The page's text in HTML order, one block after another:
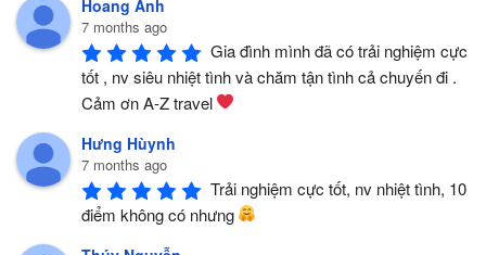
Hoang Anh
7 months ago
Gia đình mình đã có trải nghiệm cực
tốt , nv siêu nhiệt tình và chăm tận tình cả chuyến đi .
Cảm ơn A-Z travel
Hưng Hùynh
7 months ago
Trải nghiệm cực tốt, nv nhiệt tình, 10
điểm không có nhưng